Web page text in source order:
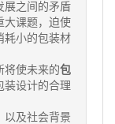
展之间的矛盾
大课题，迫使
耗小的包装材
使未来的包
装设计的合理
及社会背景